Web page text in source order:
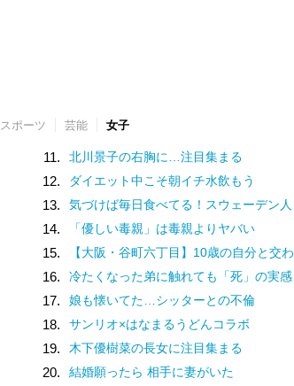
スポーツ 芸能 女子
11. 北川景子の右胸に…注目集まる
12. ダイエット中こそ朝イチ水飲もう
13. 気づけば毎日食べてる！スウェーデン人漫画家がリピートし続ける日本の定番食
14. 「優しい毒親」は毒親よりヤバい
15. 【大阪・谷町六丁目】10歳の自分と交わした約束。名店での猛修業を経てオープンした「ma journée（マジョルネ）」が提案する、日常に寄り添うフランス菓子
16. 冷たくなった弟に触れても「死」の実感がなかった姉。納棺の時に現実を突きつけられて
17. 娘も懐いてた…シッターとの不倫
18. サンリオ×はなまるうどんコラボ
19. 木下優樹菜の長女に注目集まる
20. 結婚願ったら 相手に妻がいた